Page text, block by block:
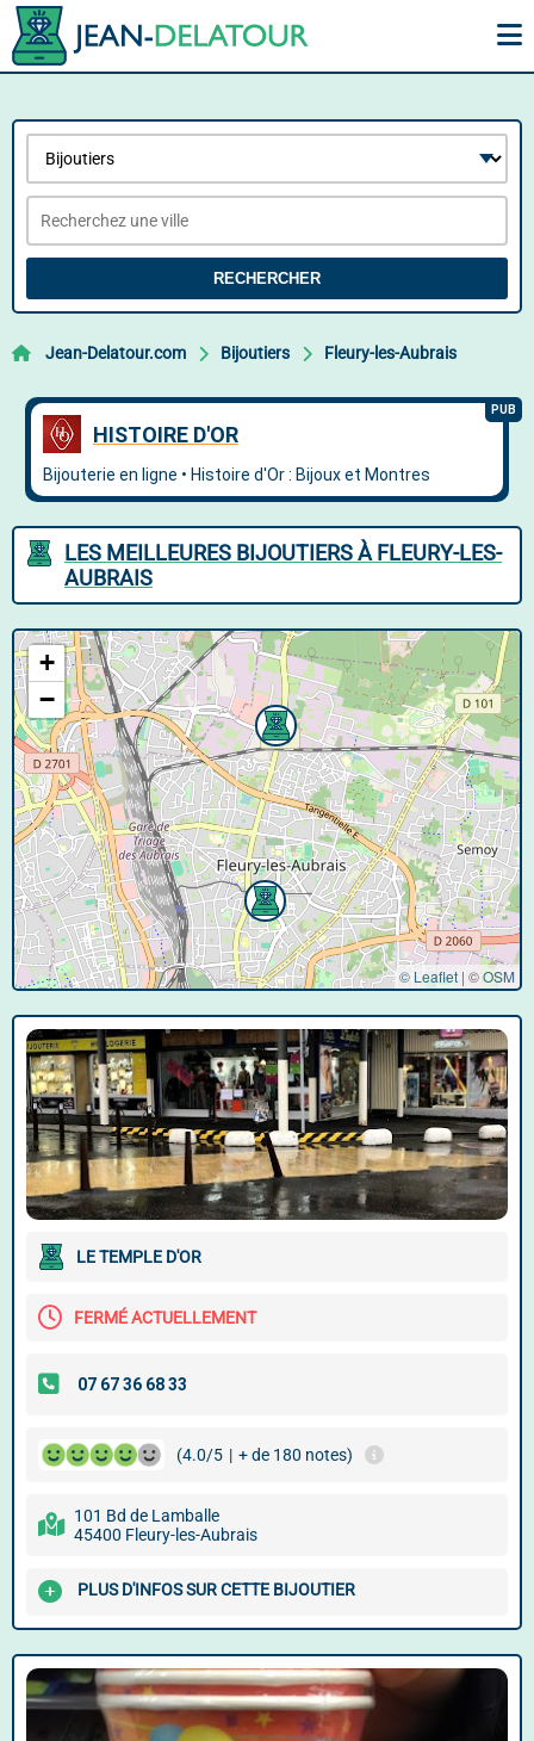
RECHERCHER
Jean-Delatour.com Bijoutiers Fleury-les-Aubrais
LES MEILLEURES BIJOUTIERS À FLEURY-LES-
AUBRAIS
+
−
© Leaflet | ©OSM
LE TEMPLE D'OR
FERMÉ ACTUELLEMENT
(4.0/5 | + de 180 notes)
101 Bd de Lamballe
45400 Fleury-les-Aubrais
PLUS D'INFOS SUR CETTE BIJOUTIER